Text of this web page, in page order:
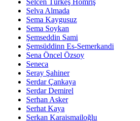
Selcen Türkeş Homriş
Selva Almada
Sema Kaygusuz
Sema Soykan
Şemseddin Sami
Şemsüddinn Es-Semerkandi
Sena Öncel Özsoy
Seneca
Seray Şahiner
Serdar Çankaya
Serdar Demirel
Serhan Asker
Serhat Kaya
Serkan Karaismailoğlu